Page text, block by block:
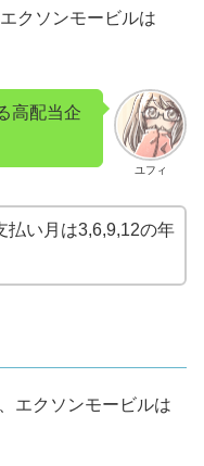
クソンモービルは
ユフィ
高配当企
払い月は3,6,9,12の年
、エクソンモービルは